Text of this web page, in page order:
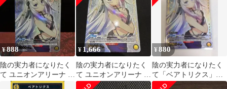
¥888
陰の実力者になりたく
て ユニオンアリーナ ベ
アトリクス パラレル
¥ 1,666
陰の実力者になりたく
て ユニオンアリーナ ベ
アトリクス パラレル
¥880
陰の実力者になりたく
て「ベアトリクス」
《パラレル》U★（ア